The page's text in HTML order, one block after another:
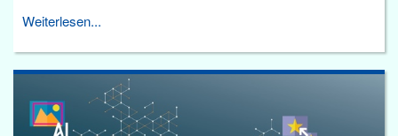
Weiterlesen...